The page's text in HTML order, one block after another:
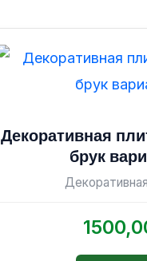
Декоративная
брук